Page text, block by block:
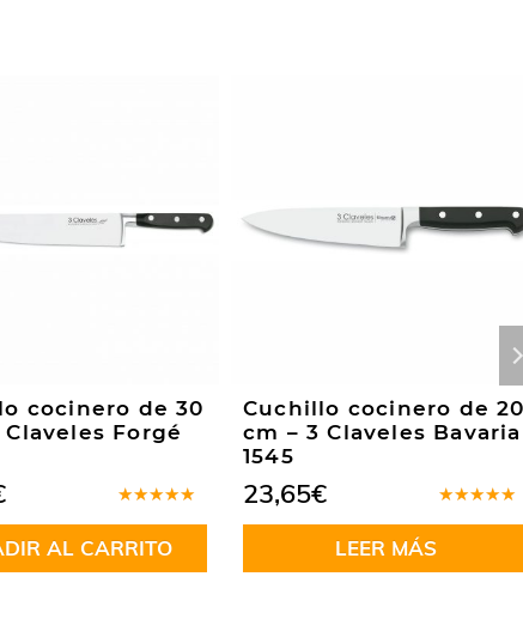
cocinero de 30
Claveles Forgé
en5.00de
5
AL CARRITO
Cuchillo cocinero de
cm – 3 Claveles Bavaria
1545
en5.00
23,65€
LEER MÁS